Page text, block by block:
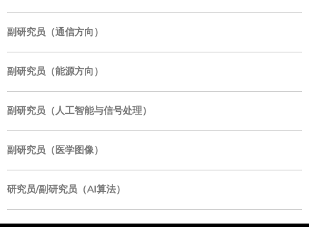
副研究员（通信方向）
副研究员（能源方向）
副研究员（人工智能与信号处理）
副研究员（医学图像）
研究员/副研究员（AI算法）